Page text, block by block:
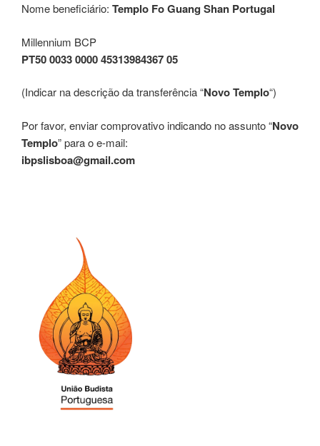
Nome beneficiário: Templo Fo Guang Shan Portugal
Millennium BCP
PT50 0033 0000 45313984367 05
(Indicar na descrição da transferência “Novo Templo“)
Por favor, enviar comprovativo indicando no assunto “Novo
Templo” para o e-mail:
ibpslisboa@gmail.com